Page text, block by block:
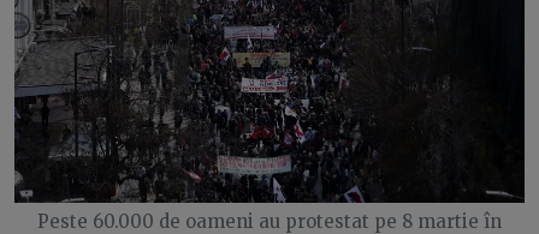
Peste 60.000 de oameni au protestat pe 8 martie în